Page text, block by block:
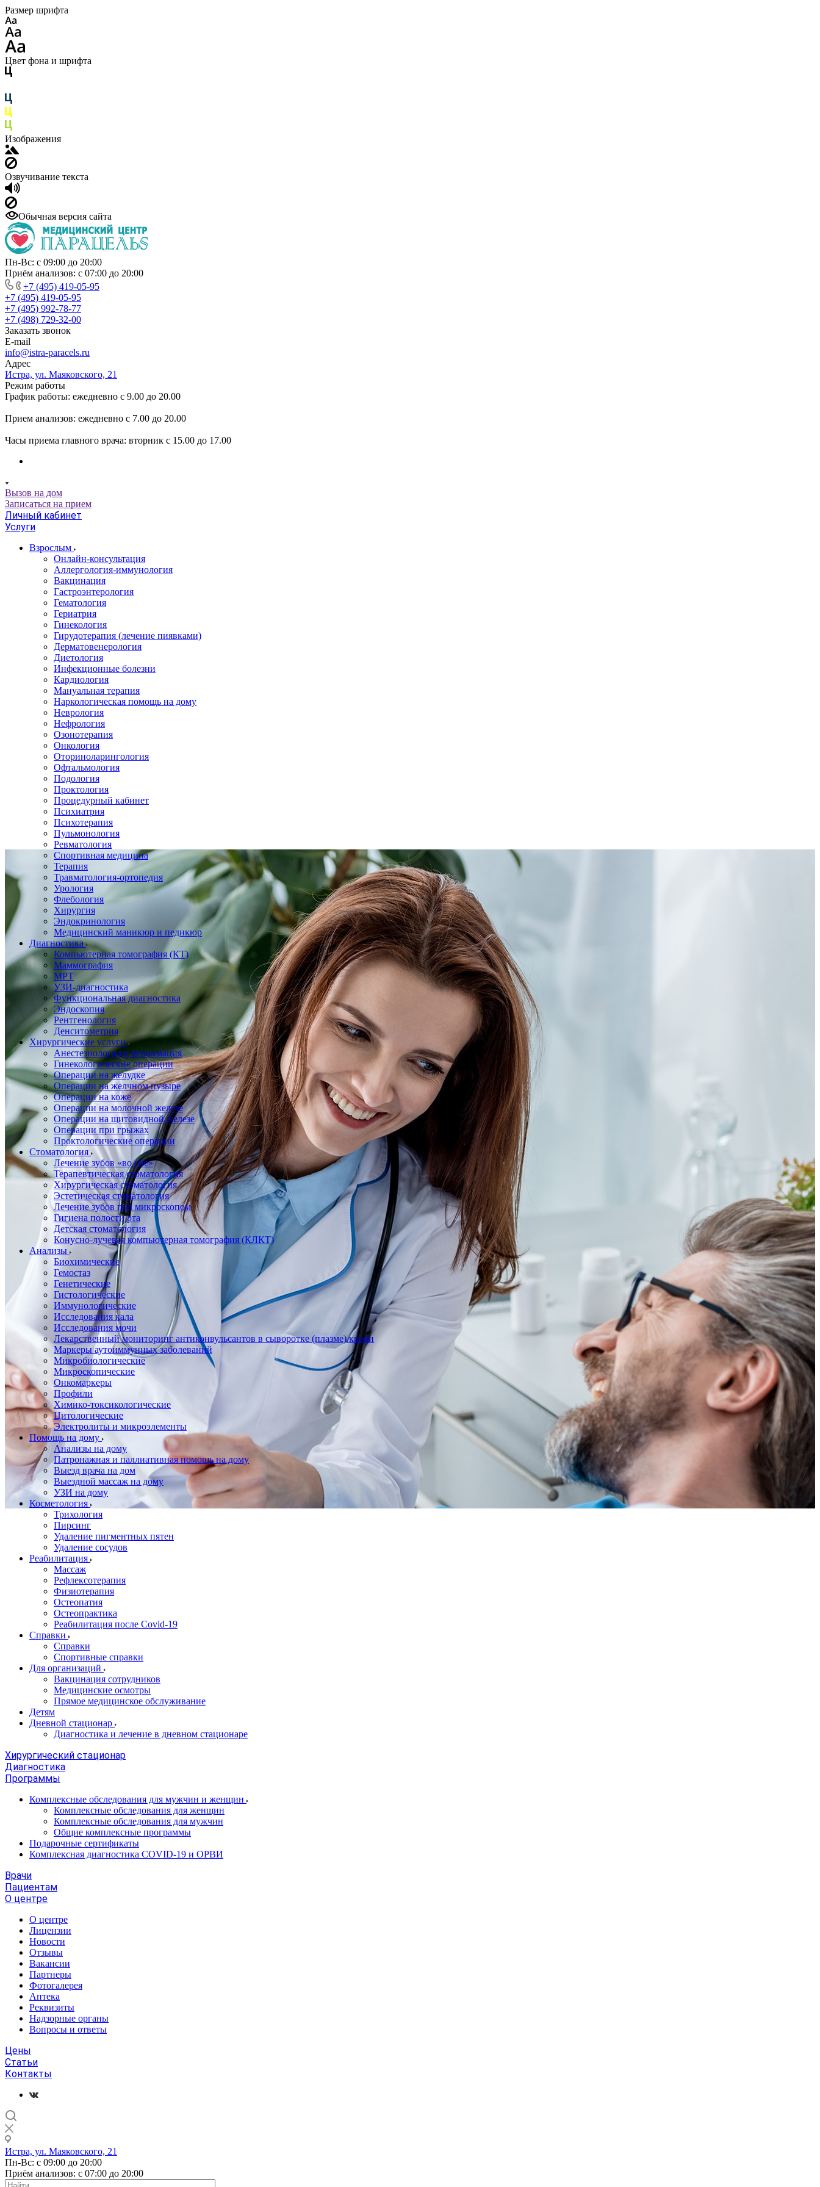
Размер шрифта
Цвет фона и шрифта
Изображения
Озвучивание текста
Обычная версия сайта
Пн-Вс: с 09:00 до 20:00
Приём анализов: с 07:00 до 20:00
+7 (495) 419-05-95
+7 (495) 419-05-95
+7 (495) 992-78-77
+7 (498) 729-32-00
Заказать звонок
E-mail
info@istra-paracels.ru
Адрес
Истра, ул. Маяковского, 21
Режим работы
График работы: ежедневно с 9.00 до 20.00
Прием анализов: ежедневно с 7.00 до 20.00
Часы приема главного врача: вторник с 15.00 до 17.00
Вызов на дом
Записаться на прием
Личный кабинет
Услуги
Взрослым
Онлайн-консультация
Аллергология-иммунология
Вакцинация
Гастроэнтерология
Гематология
Гериатрия
Гинекология
Гирудотерапия (лечение пиявками)
Дерматовенерология
Диетология
Инфекционные болезни
Кардиология
Мануальная терапия
Наркологическая помощь на дому
Неврология
Нефрология
Озонотерапия
Онкология
Оториноларингология
Офтальмология
Подология
Проктология
Процедурный кабинет
Психиатрия
Психотерапия
Пульмонология
Ревматология
Спортивная медицина
Терапия
Травматология-ортопедия
Урология
Флебология
Хирургия
Эндокринология
Медицинский маникюр и педикюр
Диагностика
Компьютерная томография (КТ)
Маммография
МРТ
УЗИ-диагностика
Функциональная диагностика
Эндоскопия
Рентгенология
Денситометрия
Хирургические услуги
Анестезиология и реанимация
Гинекологические операции
Операции на желудке
Операции на желчном пузыре
Операции на коже
Операции на молочной железе
Операции на щитовидной железе
Операции при грыжах
Проктологические операции
Стоматология
Лечение зубов «во сне»
Терапевтическая стоматология
Хирургическая стоматология
Эстетическая стоматология
Лечение зубов под микроскопом
Гигиена полости рта
Детская стоматология
Конусно-лучевая компьютерная томография (КЛКТ)
Анализы
Биохимические
Гемостаз
Генетические
Гистологические
Иммунологические
Исследования кала
Исследования мочи
Лекарственный мониторинг антиконвульсантов в сыворотке (плазме) крови
Маркеры аутоиммунных заболеваний
Микробиологические
Микроскопические
Онкомаркеры
Профили
Химико-токсикологические
Цитологические
Электролиты и микроэлементы
Помощь на дому
Анализы на дому
Патронажная и паллиативная помощь на дому
Выезд врача на дом
Выездной массаж на дому
УЗИ на дому
Косметология
Трихология
Пирсинг
Удаление пигментных пятен
Удаление сосудов
Реабилитация
Массаж
Рефлексотерапия
Физиотерапия
Остеопатия
Остеопрактика
Реабилитация после Covid-19
Справки
Справки
Спортивные справки
Для организаций
Вакцинация сотрудников
Медицинские осмотры
Прямое медицинское обслуживание
Детям
Дневной стационар
Диагностика и лечение в дневном стационаре
Хирургический стационар
Диагностика
Программы
Комплексные обследования для мужчин и женщин
Комплексные обследования для женщин
Комплексные обследования для мужчин
Общие комплексные программы
Подарочные сертификаты
Комплексная диагностика COVID-19 и ОРВИ
Врачи
Пациентам
О центре
О центре
Лицензии
Новости
Отзывы
Вакансии
Партнеры
Фотогалерея
Аптека
Реквизиты
Надзорные органы
Вопросы и ответы
Цены
Статьи
Контакты
Истра, ул. Маяковского, 21
Пн-Вс: с 09:00 до 20:00
Приём анализов: с 07:00 до 20:00